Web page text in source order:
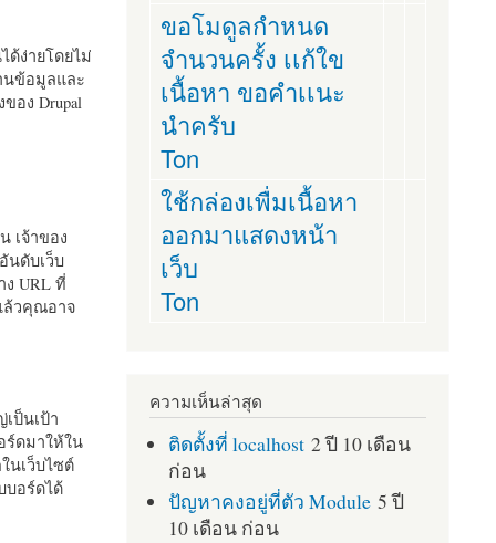
ด้ง่ายโดยไม่
นข้อมูลและ
อง Drupal
เจ้าของ
นดับเว็บ
URL ที่
ล้วคุณอาจ
ป็นเป้า
ร์ดมาให้ใน
นเว็บไซต์
บอร์ดได้
ขอโมดูลกำหนด
จำนวนครั้ง เเก้ใข
เนื้อหา ขอคำเเนะ
นำครับ
Ton
ใช้กล่องเพื่มเนื้อหา
ออกมาแสดงหน้า
เว็บ
Ton
ความเห็นล่าสุด
ติดตั้งที่ localhost 2 ปี 10 เดือน
ก่อน
ปัญหาคงอยู่ที่ตัว Module 5 ปี
10 เดือน ก่อน